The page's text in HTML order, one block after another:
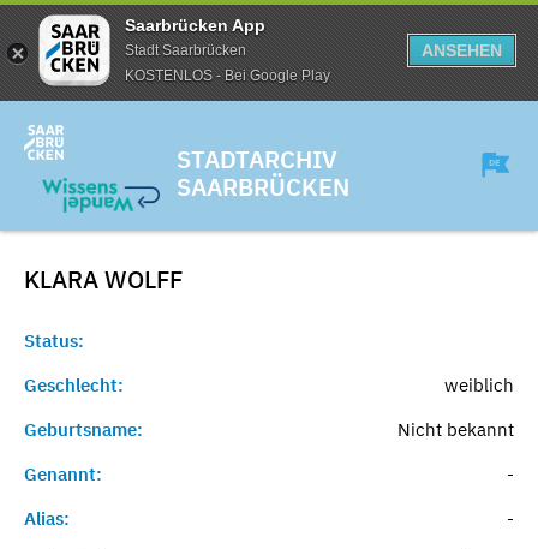
Saarbrücken App
Stadt Saarbrücken
KOSTENLOS - Bei Google Play
ANSEHEN
STADTARCHIV
SAARBRÜCKEN
KLARAWOLFF
Status:
Geschlecht:
weiblich
Geburtsname:
Nicht bekannt
Genannt:
-
Alias:
-